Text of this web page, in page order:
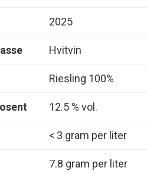
2025
Hvitvin
Riesling 100%
12.5 % vol.
< 3 gram per liter
7.8 gram per liter